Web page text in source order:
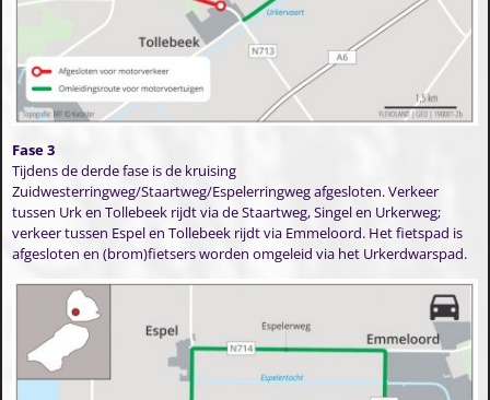
Fase 3
Tijdens de derde fase is de kruising
Zuidwesterringweg/Staartweg/Espelerringweg afgesloten. Verkeer
tussen Urk en Tollebeek rijdt via de Staartweg, Singel en Urkerweg;
verkeer tussen Espel en Tollebeek rijdt via Emmeloord. Het fietspad is
afgesloten en (brom)fietsers worden omgeleid via het Urkerdwarspad.